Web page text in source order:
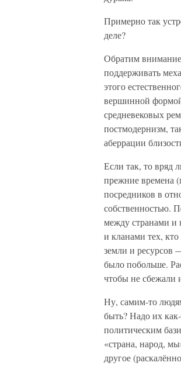
Примерно так
деле?
Обратим
поддерживать
этого
вершинной
средневековых
постмодернизм,
аберрации
Если так, то вряд
прежние времена
посредников в
собственностью.
между странами и
и кланами тех,
земли и ресурсов
было побольше.
чтобы не сбежали
Ну, самим-то
быть? Надо их
политическим
«страна, народ,
другое